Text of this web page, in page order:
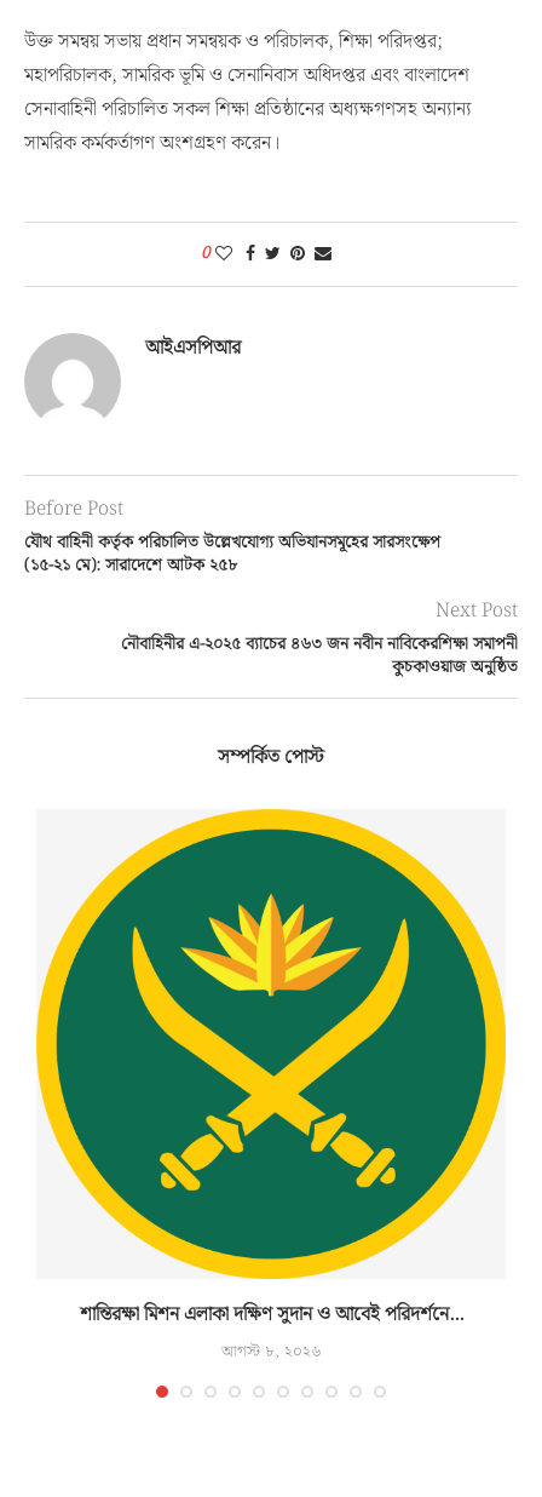
প্রদান করা হয়।
উক্ত সমন্বয় সভায় প্রধান সমন্বয়ক ও পরিচালক, শিক্ষা পরিদপ্তর;
মহাপরিচালক, সামরিক ভূমি ও সেনানিবাস অধিদপ্তর এবং বাংলাদেশ
Before Post
যৌথ বাহিনী কর্তৃক পরিচালিত উল্লেখযোগ্য অভিযানসমূহের সারসংক্ষেপ
(১৫-২১ মে): সারাদেশে আটক ২৫৮
Next Post
সম্পর্কিত পোস্ট
শান্তিরক্ষা মিশন এলাকা দক্ষিণ সুদান ও আবেই পরিদর্শনে...